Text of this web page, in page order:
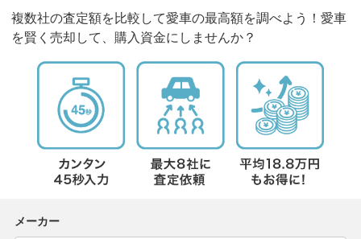
複数社の査定額を比較して愛車の最高額を調べよう！愛車
を賢く売却して、購入資金にしませんか？
メーカー